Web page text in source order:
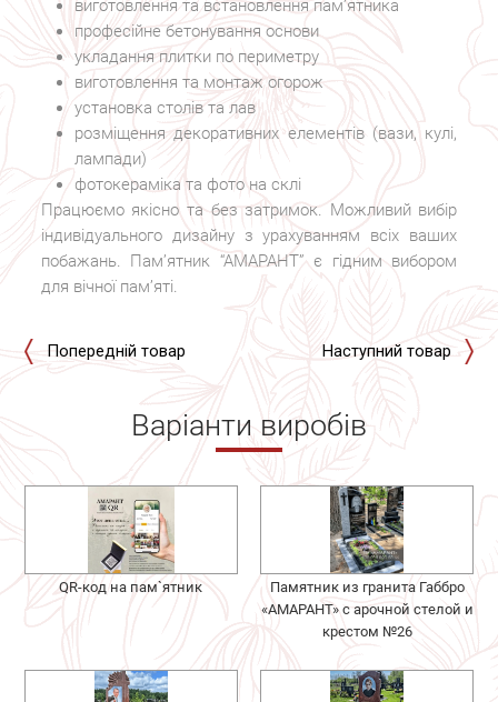
виготовлення та встановлення пам’ятника
професійне бетонування основи
укладання плитки по периметру
виготовлення та монтаж огорож
установка столів та лав
розміщення декоративних елементів (вази, кулі,
лампади)
фотокераміка та фото на склі
Працюємо якісно та без затримок. Можливий вибір
індивідуального дизайну з урахуванням всіх ваших
побажань. Пам’ятник “АМАРАНТ” є гідним вибором
для вічної пам’яті.
Попередній товар Наступний товар
Варіанти виробів
QR-код на пам`ятник
Памятник из гранита Габбро
«АМАРАНТ» с арочной стелой и
крестом №26